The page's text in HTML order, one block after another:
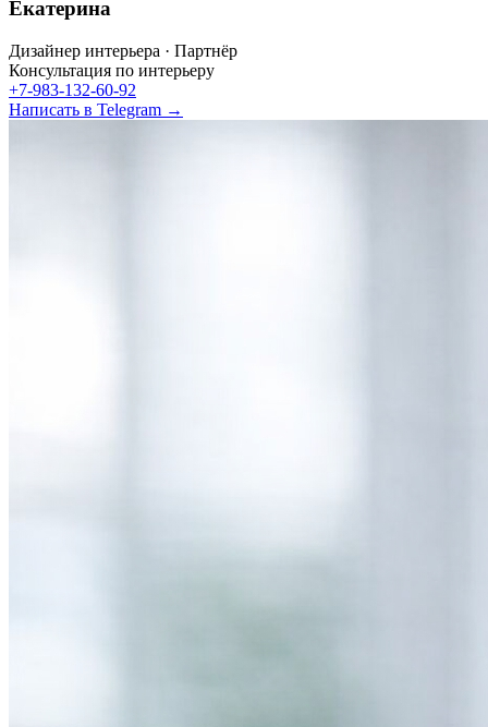
Екатерина
Дизайнер интерьера · Партнёр
Консультация по интерьеру
+7-983-132-60-92
Написать в Telegram →